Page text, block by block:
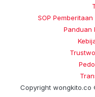
SOP
Panduan
Copyright wongkito.co